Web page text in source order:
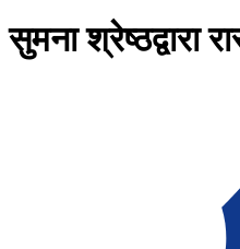
सुमना श्रेष्ठद्वारा